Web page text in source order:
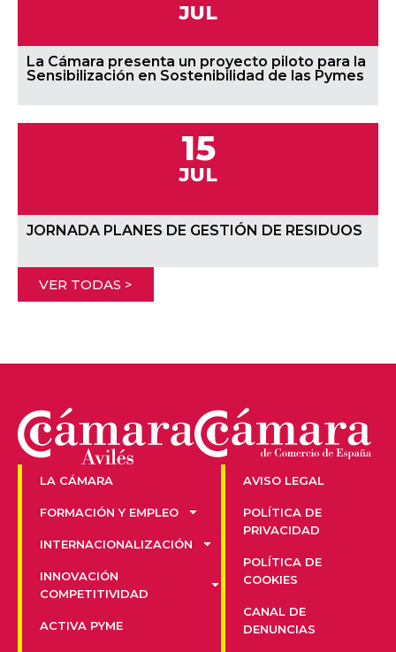
JUL
La Cámara presenta un proyecto piloto para la
Sensibilización en Sostenibilidad de las Pymes
15
JUL
JORNADA PLANES DE GESTIÓN DE RESIDUOS
VER TODAS >
LA CÁMARA
FORMACIÓN Y EMPLEO
INTERNACIONALIZACIÓN
INNOVACIÓN
COMPETITIVIDAD
ACTIVA PYME
AVISO LEGAL
POLÍTICA DE
PRIVACIDAD
POLÍTICA DE
COOKIES
CANAL DE
DENUNCIAS